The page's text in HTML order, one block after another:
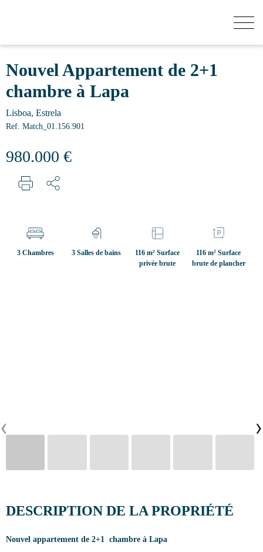
ACHETER
QUI SOMMES-NOUS
Nouvel Appartement de 2+1
chambre à Lapa
Lisboa, Estrela
Ref. Match_01.156.901
980.000 €
3 Chambres 3 Salles de bains
116 m² Surface
privée brute
116 m² Surface
brute de plancher
‹ ›
DESCRIPTION DE LA PROPRIÉTÉ
Nouvel appartement de 2+1 chambre à Lapa